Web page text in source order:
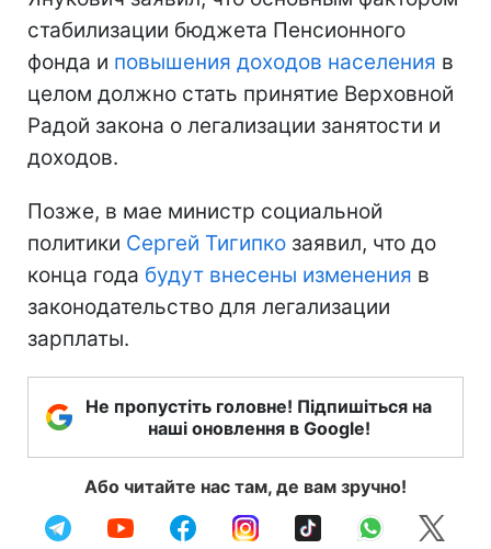
стабилизации бюджета Пенсионного
фонда и повышения доходов населения в
целом должно стать принятие Верховной
Радой закона о легализации занятости и
доходов.
Позже, в мае министр социальной
политики Сергей Тигипко заявил, что до
конца года будут внесены изменения в
законодательство для легализации
зарплаты.
Не пропустіть головне! Підпишіться на
наші оновлення в Google!
Або читайте нас там, де вам зручно!